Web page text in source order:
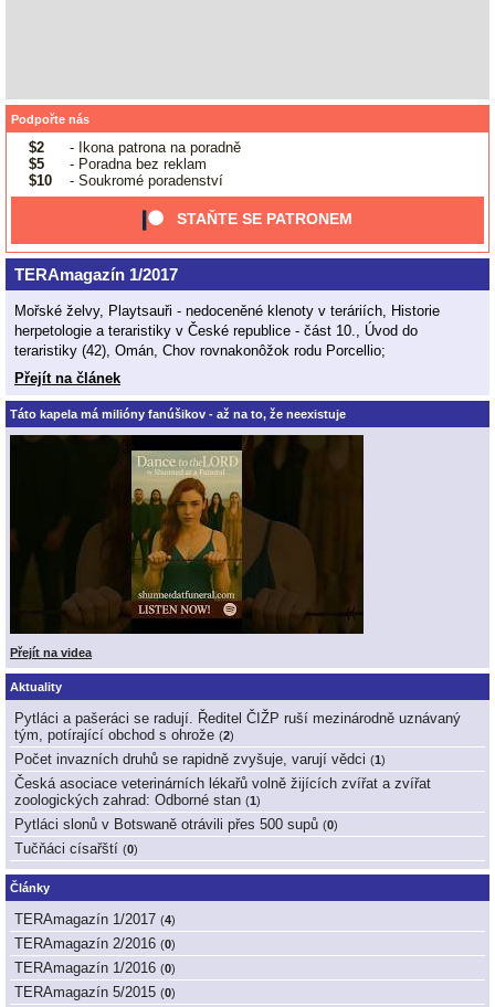
Podpořte nás
$2
- Ikona patrona na poradně
$5
- Poradna bez reklam
$10
- Soukromé poradenství
STAŇTE SE PATRONEM
TERAmagazín 1/2017
Mořské želvy, Playtsauři - nedoceněné klenoty v teráriích, Historie
herpetologie a teraristiky v České republice - část 10., Úvod do
teraristiky (42), Omán, Chov rovnakonôžok rodu Porcellio;
Přejít na článek
Táto kapela má milióny fanúšikov - až na to, že neexistuje
Přejít na videa
Aktuality
Pytláci a pašeráci se radují. Ředitel ČIŽP ruší mezinárodně uznávaný
tým, potírající obchod s ohrože (2)
Počet invazních druhů se rapidně zvyšuje, varují vědci (1)
Česká asociace veterinárních lékařů volně žijících zvířat a zvířat
zoologických zahrad: Odborné stan (1)
Pytláci slonů v Botswaně otrávili přes 500 supů (0)
Tučňáci císařští (0)
Články
TERAmagazín 1/2017 (4)
TERAmagazín 2/2016 (0)
TERAmagazín 1/2016 (0)
TERAmagazín 5/2015 (0)